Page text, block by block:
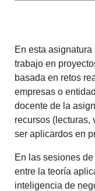
En esta
trabajo en
basada en retos
empresas o
docente de la
recursos
ser aplicardos en
En las sesiones
entre la teoría
inteligencia de